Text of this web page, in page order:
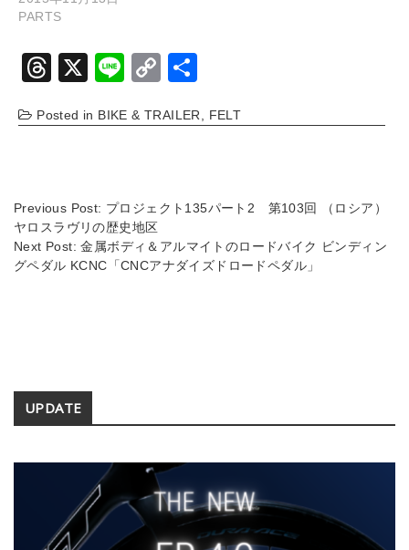
PARTS
T
e
s
X
Li
e
C
p
n
k
Posted in BIKE & TRAILER FELT
Previous Post: プロジェクト135パート2 第103回 （ロシア）
ヤロスラヴリの歴史地区
Next Post:金属ボディ＆アルマイトのロードバイク ビンディン
グペダル KCNC「CNCアナダイズドロードペダル」
Secondary
UPDATE